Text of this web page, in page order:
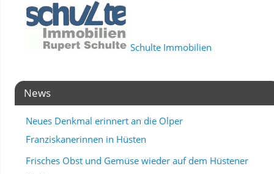
Schulte Immobilien
News
Neues Denkmal erinnert an die Olper
Franziskanerinnen in Hüsten
Frisches Obst und Gemüse wieder auf dem Hüstener